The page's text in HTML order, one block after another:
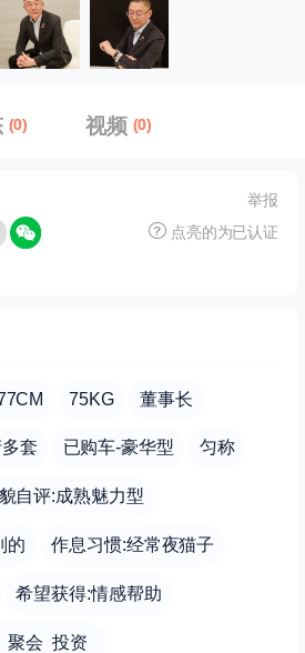
(0) 视频 (0)
举报
点亮的为已认证
75KG 董事长
套 已购车-豪华型 匀称
自评:成熟魅力型
的 作息习惯:经常夜猫子
希望获得:情感帮助
聚会 投资